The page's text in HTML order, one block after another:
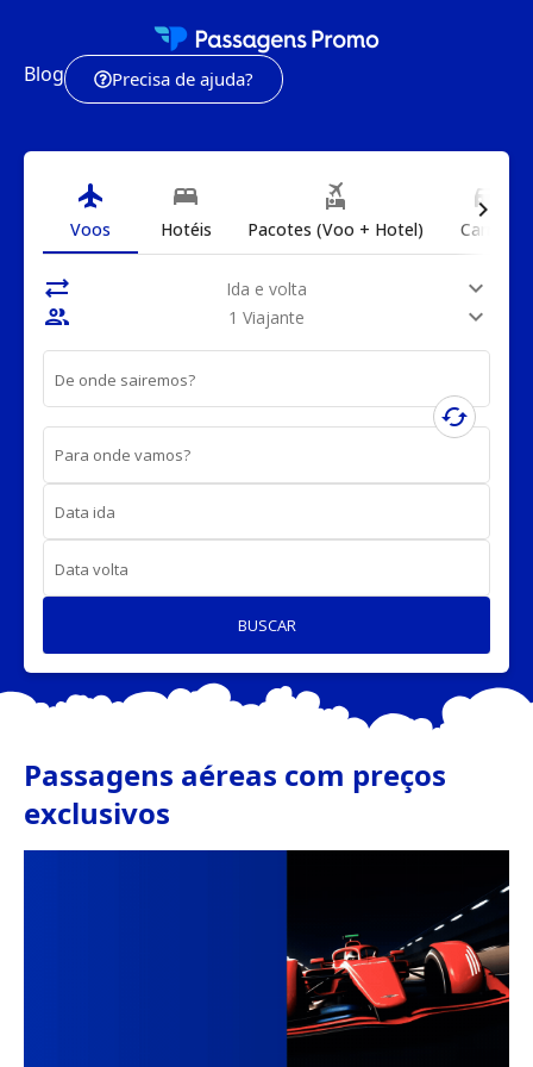
Blog Precisa de ajuda?
flight
Voos
bed
Hotéis
flights_and_hotels
Pacotes (Voo + Hotel)
directions_car
Carros
sync_alt Ida e volta
expand_more
people
1 Viajante expand_more
De onde sairemos?
cached
Para onde vamos?
Data ida
Data volta
BUSCAR
chevron_right
Passagens aéreas com preços
exclusivos